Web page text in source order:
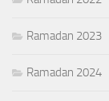
Ramadan 2023
Ramadan 2024